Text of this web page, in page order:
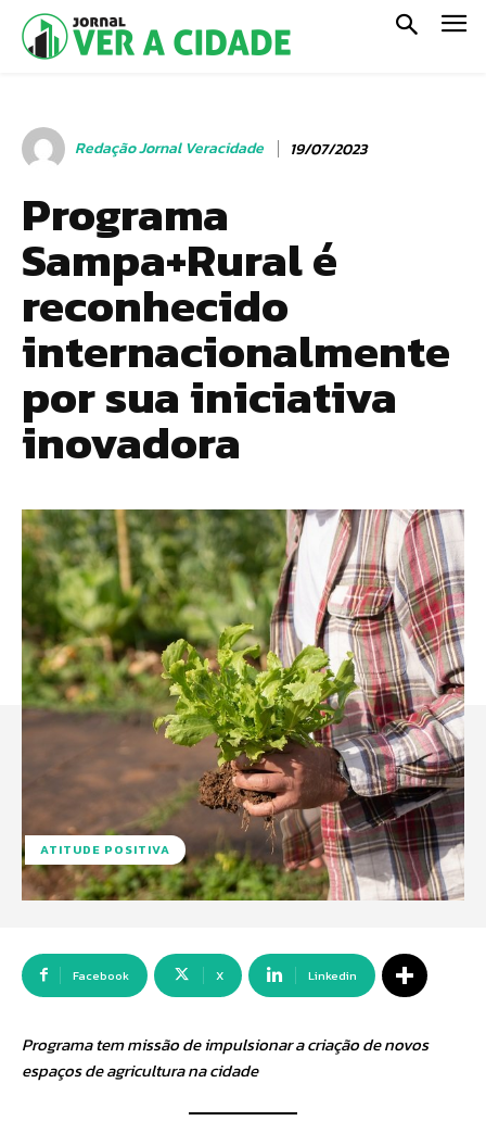
Redação Jornal Veracidade 19/07/2023
Programa
Sampa+Rural é
reconhecido
internacionalmente
por sua iniciativa
inovadora
ATITUDE POSITIVA
Facebook X Linkedin
Programa tem missão de impulsionar a criação de novos
espaços de agricultura na cidade